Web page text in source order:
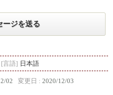
ージを送る
[言語] 日本語
02 変更日 : 2020/12/03